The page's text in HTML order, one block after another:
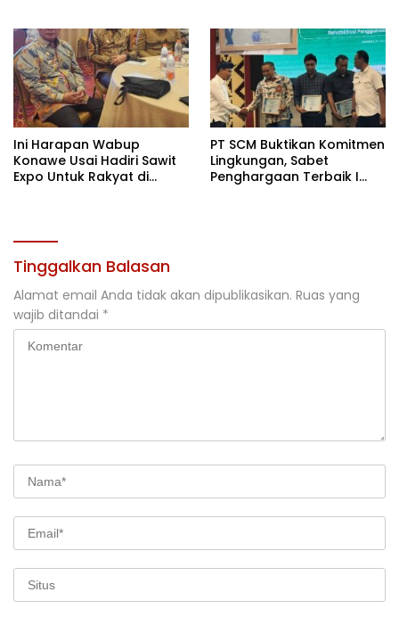
Ini Harapan Wabup
Konawe Usai Hadiri Sawit
Expo Untuk Rakyat di
PT SCM Buktikan Komitmen
Lingkungan, Sabet
Penghargaan Terbaik I
Tinggalkan Balasan
Alamat email Anda tidak akan dipublikasikan. Ruas yang
wajib ditandai *